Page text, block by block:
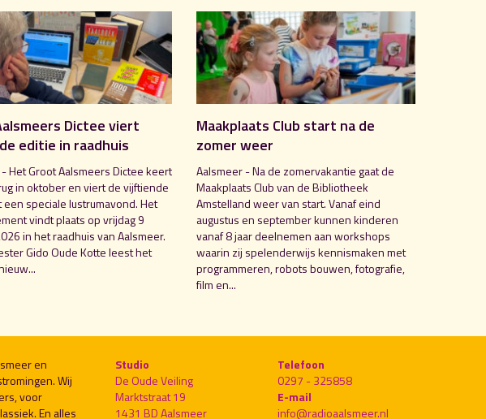
Dictee viert
editie in raadhuis
Het Groot Aalsmeers Dictee keert
in oktober en viert de vijftiende
speciale lustrumavond. Het
vindt plaats op vrijdag 9
in het raadhuis van Aalsmeer.
Gido Oude Kotte leest het
Maakplaats Club start na de
zomer weer
Aalsmeer - Na de zomervakantie gaat de
Maakplaats Club van de Bibliotheek
Amstelland weer van start. Vanaf eind
augustus en september kunnen kinderen
vanaf 8 jaar deelnemen aan workshops
waarin zij spelenderwijs kennismaken met
programmeren, robots bouwen, fotografie,
film en...
en
Wij
voor
En alles
Studio
De Oude Veiling
Marktstraat 19
1431 BD Aalsmeer
Telefoon
0297 - 325858
E-mail
info@radioaalsmeer.nl